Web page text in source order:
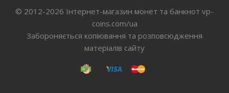
© 2012-2026 Інтернет-магазин монет та банкнот vp-
coins.com/ua
Забороняється копіювання та розповсюдження
матеріалів сайту